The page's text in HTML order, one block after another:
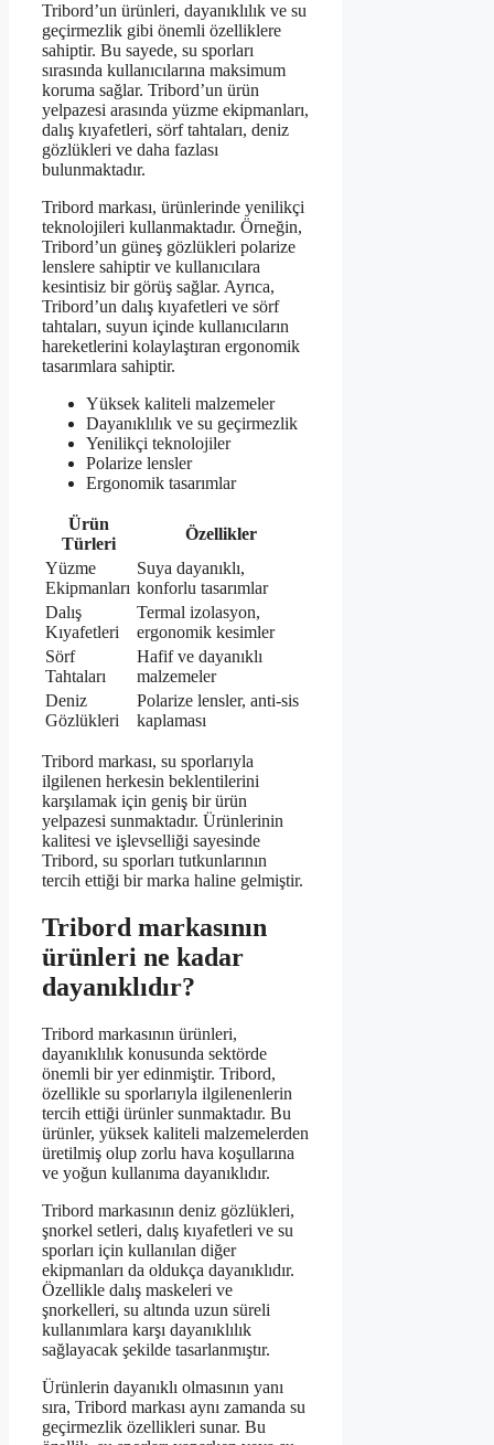
Tribord’un ürünleri, dayanıklılık ve su
geçirmezlik gibi önemli özelliklere
sahiptir. Bu sayede, su sporları
sırasında kullanıcılarına maksimum
koruma sağlar. Tribord’un ürün
yelpazesi arasında yüzme ekipmanları,
dalış kıyafetleri, sörf tahtaları, deniz
gözlükleri ve daha fazlası
bulunmaktadır.
Tribord markası, ürünlerinde yenilikçi
teknolojileri kullanmaktadır. Örneğin,
Tribord’un güneş gözlükleri polarize
lenslere sahiptir ve kullanıcılara
kesintisiz bir görüş sağlar. Ayrıca,
Tribord’un dalış kıyafetleri ve sörf
tahtaları, suyun içinde kullanıcıların
hareketlerini kolaylaştıran ergonomik
tasarımlara sahiptir.
Yüksek kaliteli malzemeler
Dayanıklılık ve su geçirmezlik
Yenilikçi teknolojiler
Polarize lensler
Ergonomik tasarımlar
Ürün
Türleri
Özellikler
Yüzme
Ekipmanları
Suya dayanıklı,
konforlu tasarımlar
Dalış
Kıyafetleri
Termal izolasyon,
ergonomik kesimler
Sörf
Tahtaları
Hafif ve dayanıklı
malzemeler
Deniz
Gözlükleri
Polarize lensler, anti-sis
kaplaması
Tribord markası, su sporlarıyla
ilgilenen herkesin beklentilerini
karşılamak için geniş bir ürün
yelpazesi sunmaktadır. Ürünlerinin
kalitesi ve işlevselliği sayesinde
Tribord, su sporları tutkunlarının
tercih ettiği bir marka haline gelmiştir.
Tribord markasının
ürünleri ne kadar
dayanıklıdır?
Tribord markasının ürünleri,
dayanıklılık konusunda sektörde
önemli bir yer edinmiştir. Tribord,
özellikle su sporlarıyla ilgilenenlerin
tercih ettiği ürünler sunmaktadır. Bu
ürünler, yüksek kaliteli malzemelerden
üretilmiş olup zorlu hava koşullarına
ve yoğun kullanıma dayanıklıdır.
Tribord markasının deniz gözlükleri,
şnorkel setleri, dalış kıyafetleri ve su
sporları için kullanılan diğer
ekipmanları da oldukça dayanıklıdır.
Özellikle dalış maskeleri ve
şnorkelleri, su altında uzun süreli
kullanımlara karşı dayanıklılık
sağlayacak şekilde tasarlanmıştır.
Ürünlerin dayanıklı olmasının yanı
sıra, Tribord markası aynı zamanda su
geçirmezlik özellikleri sunar. Bu